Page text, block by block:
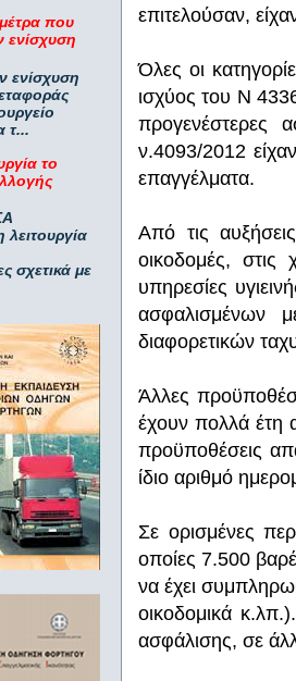
επιτελούσαν,
Όλες οι
ισχύος του Ν
προγενέστερες
ν.4093/2012
επαγγέλματα.
Από τις
οικοδομές, στις
υπηρεσίες
ασφαλισμένων
διαφορετικών
Άλλες
έχουν πολλά έτη
προϋποθέσεις
ίδιο αριθμό
Σε ορισμένες
οποίες 7.500
να έχει
οικοδομικά
ασφάλισης, σε
που
ενίσχυση
ενίσχυση
τ...
το
σχετικά με